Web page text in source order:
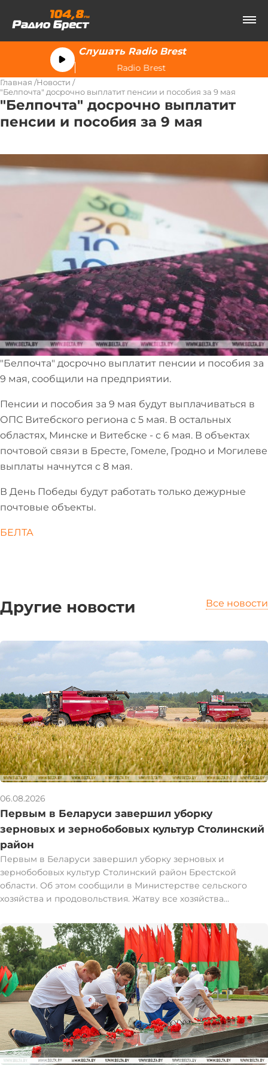
Слушать Radio Brest
Radio Brest
Главная Новости
"Белпочта" досрочно выплатит пенсии и пособия за 9 мая
"Белпочта" досрочно выплатит
пенсии и пособия за 9 мая
"Белпочта" досрочно выплатит пенсии и пособия за
9 мая, сообщили на предприятии.
Пенсии и пособия за 9 мая будут выплачиваться в
ОПС Витебского региона с 5 мая. В остальных
областях, Минске и Витебске - с 6 мая. В объектах
почтовой связи в Бресте, Гомеле, Гродно и Могилеве
выплаты начнутся с 8 мая.
В День Победы будут работать только дежурные
почтовые объекты.
БЕЛТА
Другие новости Все новости
06.08.2026
Первым в Беларуси завершил уборку
зерновых и зернобобовых культур Столинский
район
Первым в Беларуси завершил уборку зерновых и
зернобобовых культур Столинский район Брестской
области. Об этом сообщили в Министерстве сельского
хозяйства и продовольствия. Жатву все хозяйства
"Валовой сбор зерна в общий каравай составил 120 тыс. т
при урожайности 53,7 ц/га. К 2025 году прибавили 9,4 тыс. т
и 1,4 ц/га", - рассказали в Минсельхозпроде. Следом за
Столинским районом жатву завершили в Жабинковском
районе. Пользуясь благоприятной погодой, последние
колосья аграрии убрали 5 августа к 23.30. Вес каравая - 44,1
тыс. т. Среднюю урожайность в районе в этом году
получили 36,7 ц/га. В целом в Брестской области
намолотили 1,2 млн т зерна без учета рапса. В среднем с
одного круга получают 40,6 центнера. В регионе осталось
убрать 15% площадей. "Близятся к завершению хозяйства